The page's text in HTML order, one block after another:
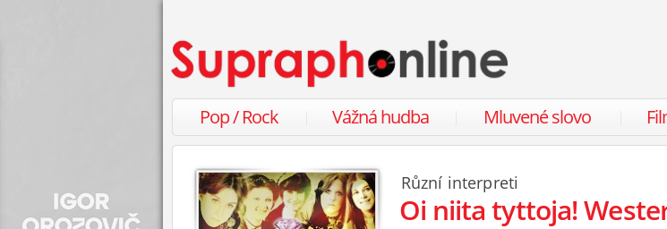
Pop / Rock Vážná hudba Mluvené slovo
Různí interpreti
Oi niita tyttoja!